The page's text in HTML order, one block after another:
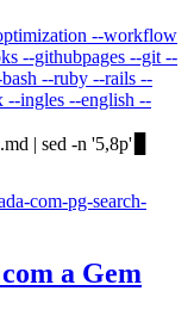
--workflow
--githubpages --git --
--ruby --rails --
--ingles --english --
| sed -n '5,8p'
com-pg-search-
a Gem